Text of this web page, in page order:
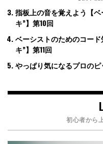
指板上の音を覚えよう【
キ”】第10回
ベーシストのためのコー
キ”】第11回
やっぱり気になるプロのピ
初心者から